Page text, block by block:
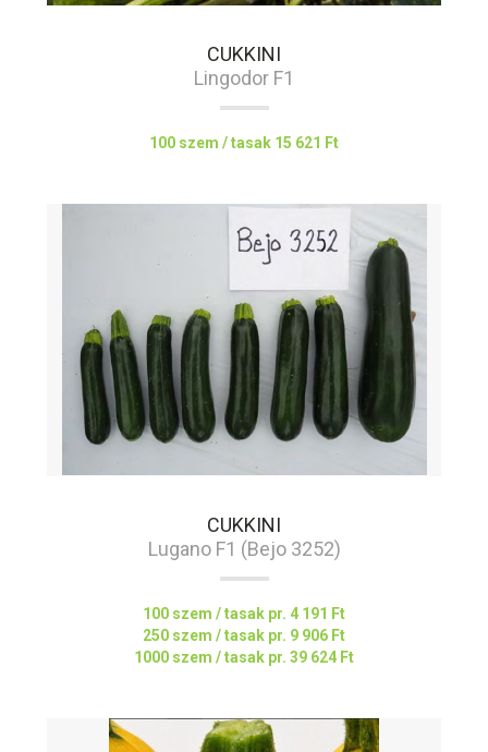
CUKKINI
Lingodor F1
100 szem / tasak 15 621 Ft
CUKKINI
Lugano F1 (Bejo 3252)
100 szem / tasak pr. 4 191 Ft
250 szem / tasak pr. 9 906 Ft
1000 szem / tasak pr. 39 624 Ft